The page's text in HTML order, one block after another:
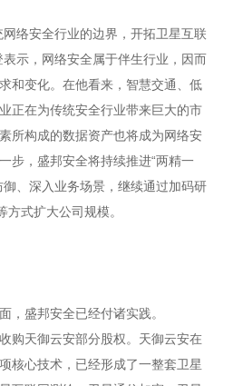
络安全行业的边界，开拓卫星互联
表示，网络安全属于伴生行业，因而
和变化。在他看来，智慧交通、低
正在为传统安全行业带来巨大的市
所构成的数据资产也将成为网络安
步，盛邦安全将持续推进“两精一
、深入业务场景，继续通过加码研
方式扩大公司规模。
，盛邦安全已经付诸实践。
购天御云安部分股权。天御云安在
核心技术，已经形成了一整套卫星